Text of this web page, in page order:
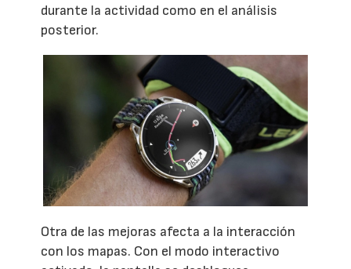
durante la actividad como en el análisis
posterior.
Otra de las mejoras afecta a la interacción
con los mapas. Con el modo interactivo